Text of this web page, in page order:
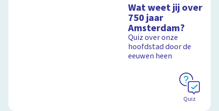
Wat weet jij over
750 jaar
Amsterdam?
Quiz over onze
hoofdstad door de
eeuwen heen
Quiz